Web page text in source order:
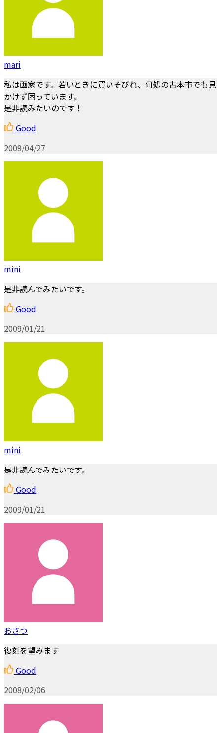
mari
私は画家です。若いときに買いそびれ、何処の古本市でも見
かけず困っています。
是非読みたいのです！
Good
2009/04/27
mini
是非読んでみたいです。
Good
2009/01/21
mini
是非読んでみたいです。
Good
2009/01/21
おさつ
復刻を望みます
Good
2008/02/06